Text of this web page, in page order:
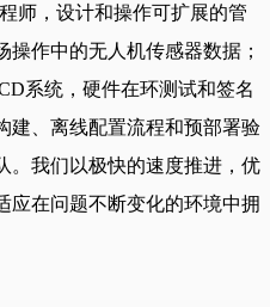
师，设计和操作可扩展的管
作中的无人机传感器数据；
系统，硬件在环测试和签名
建、离线配置流程和预部署验
。我们以极快的速度推进，优
在问题不断变化的环境中拥